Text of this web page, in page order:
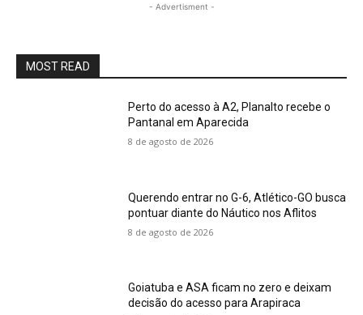
- Advertisment -
MOST READ
Perto do acesso à A2, Planalto recebe o
Pantanal em Aparecida
8 de agosto de 2026
Querendo entrar no G-6, Atlético-GO busca
pontuar diante do Náutico nos Aflitos
8 de agosto de 2026
Goiatuba e ASA ficam no zero e deixam
decisão do acesso para Arapiraca